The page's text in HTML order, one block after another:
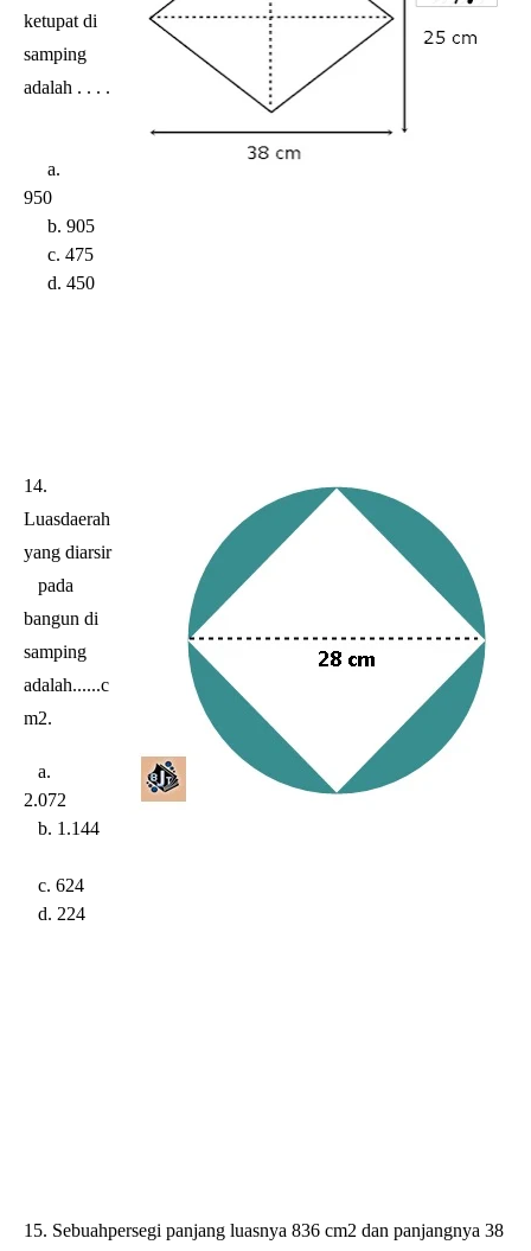
ketupat di
samping
adalah . . . .
a.
950
b. 905
c. 475
d. 450
14.
Luasdaerah
yang diarsir
pada
bangun di
samping
adalah......c
m2.
a.
2.072
b. 1.144
c. 624
d. 224
15. Sebuahpersegi panjang luasnya 836 cm2 dan panjangnya 38